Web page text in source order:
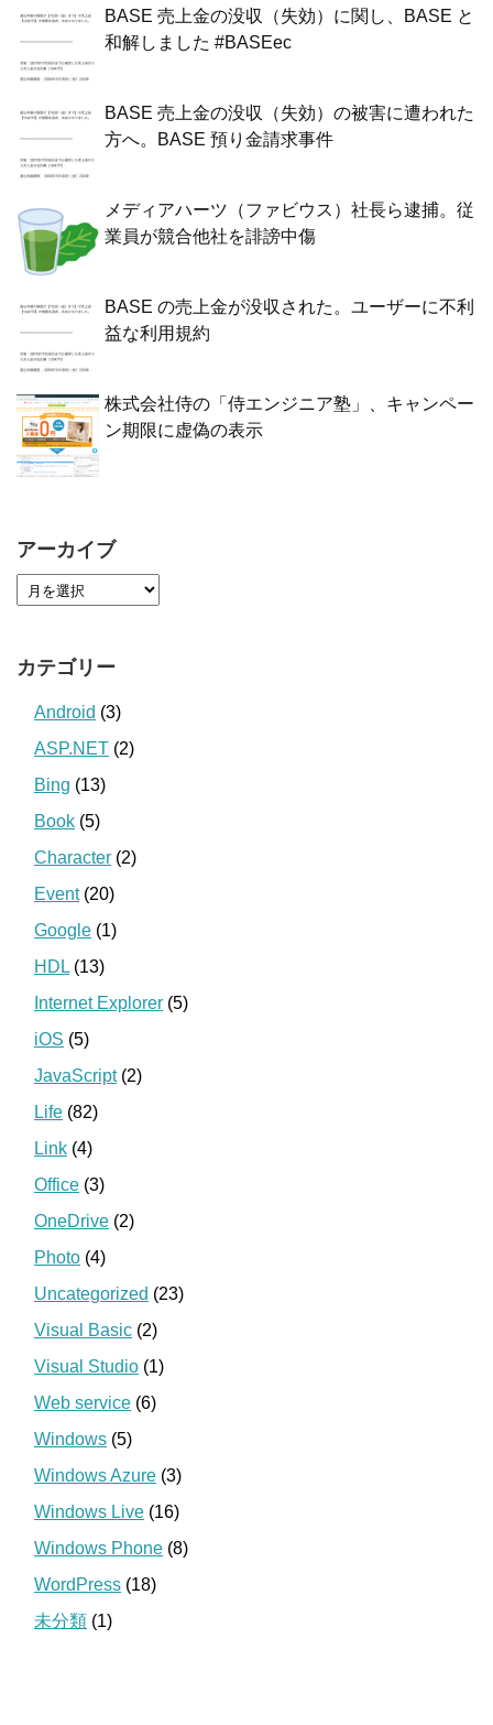
BASE 売上金の没収（失効）に関し、BASE と
和解しました #BASEec
BASE 売上金の没収（失効）の被害に遭われた
方へ。BASE 預り金請求事件
メディアハーツ（ファビウス）社長ら逮捕。従
業員が競合他社を誹謗中傷
BASE の売上金が没収された。ユーザーに不利
益な利用規約
株式会社侍の「侍エンジニア塾」、キャンペー
ン期限に虚偽の表示
アーカイブ
カテゴリー
Android (3)
ASP.NET (2)
Bing (13)
Book (5)
Character (2)
Event(20)
Google (1)
HDL (13)
Internet Explorer (5)
iOS (5)
JavaScript(2)
Life (82)
Link (4)
Office (3)
OneDrive (2)
Photo (4)
Uncategorized (23)
Visual Basic (2)
Visual Studio (1)
Web service (6)
Windows (5)
Windows Azure (3)
Windows Live (16)
Windows Phone (8)
WordPress (18)
未分類 (1)